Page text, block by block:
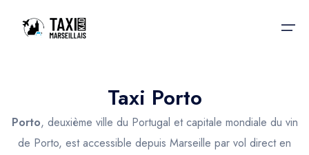
Nos services
Nos services
Taxi Porto
Porto, deuxième ville du Portugal et capitale mondiale du vin
de Porto, est accessible depuis Marseille par vol direct en